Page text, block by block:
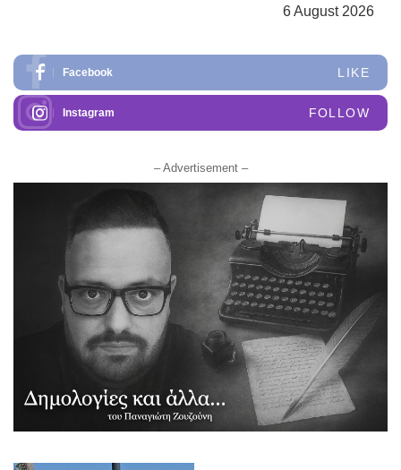
6 August 2026
Facebook LIKE
Instagram FOLLOW
– Advertisement –